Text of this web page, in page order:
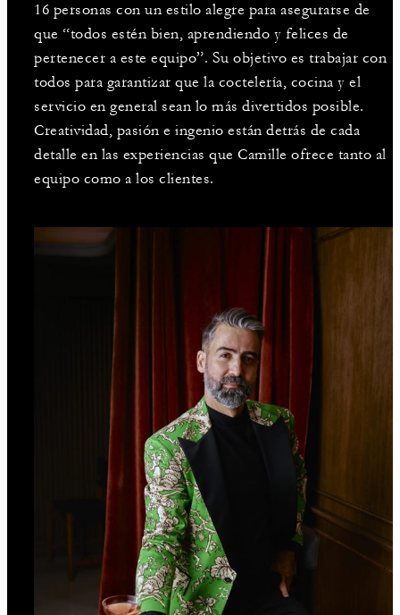
16 personas con un estilo alegre para asegurarse de
que “todos estén bien, aprendiendo y felices de
pertenecer a este equipo”. Su objetivo es trabajar con
todos para garantizar que la coctelería, cocina y el
servicio en general sean lo más divertidos posible.
Creatividad, pasión e ingenio están detrás de cada
detalle en las experiencias que Camille ofrece tanto al
equipo como a los clientes.